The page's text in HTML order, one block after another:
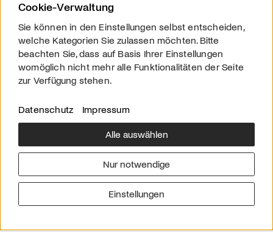
Über uns
Downloads
Werben
Impressum
Cookie-Verwaltung
Sie können in den Einstellungen selbst entscheiden,
welche Kategorien Sie zulassen möchten. Bitte
beachten Sie, dass auf Basis Ihrer Einstellungen
womöglich nicht mehr alle Funktionalitäten der Seite
zur Verfügung stehen.
Datenschutz Impressum
Alle auswählen
Nur notwendige
Einstellungen